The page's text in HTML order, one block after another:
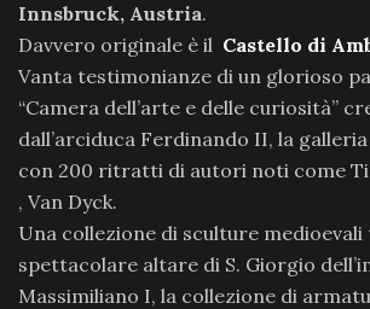
Innsbruck, Austria.
Davvero originale è il Castello di
Vanta testimonianze di un glorioso
“Camera dell’arte e delle curiosità”
dall’arciduca Ferdinando II, la
con 200 ritratti di autori noti come
, Van Dyck.
Una collezione di sculture medioevali
spettacolare altare di S. Giorgio
Massimiliano I, la collezione di